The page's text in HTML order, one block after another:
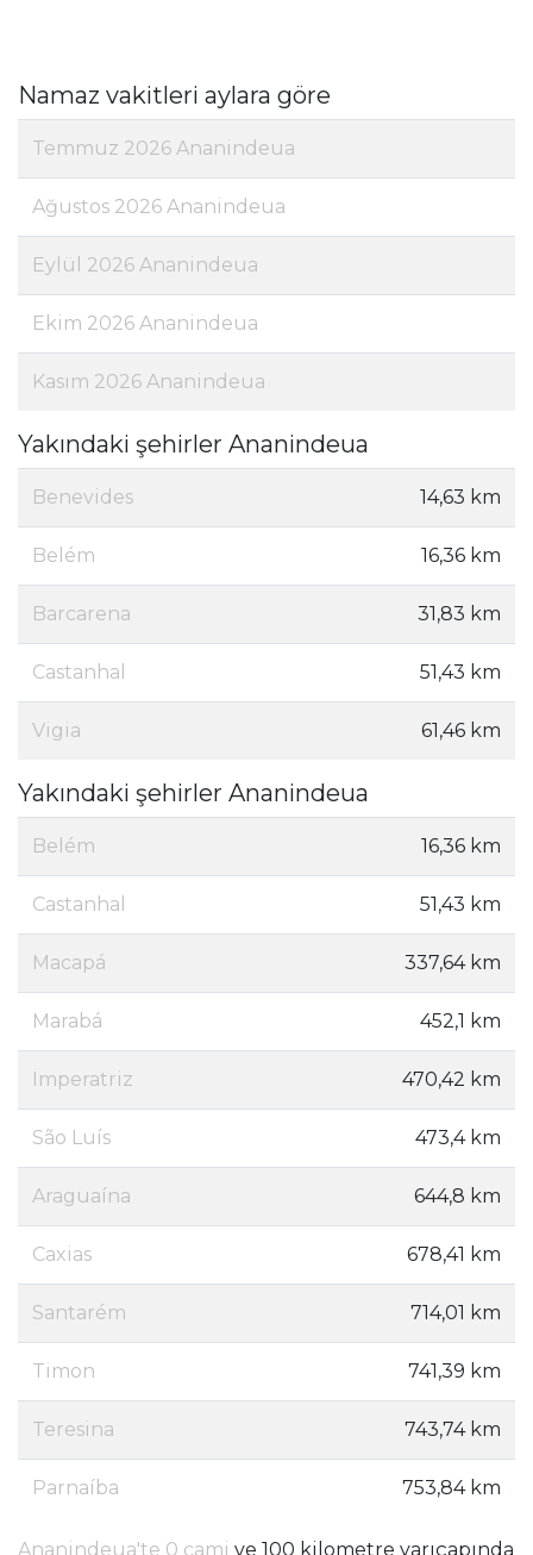
Namaz vakitleri aylara göre
Temmuz 2026 Ananindeua
Ağustos 2026 Ananindeua
Eylül 2026 Ananindeua
Ekim 2026 Ananindeua
Kasım 2026 Ananindeua
Yakındaki şehirler Ananindeua
Benevides 14,63 km
Belém 16,36 km
Barcarena 31,83 km
Castanhal 51,43 km
Vigia 61,46 km
Yakındaki şehirler Ananindeua
Belém 16,36 km
Castanhal 51,43 km
Macapá 337,64 km
Marabá 452,1 km
Imperatriz 470,42 km
São Luís 473,4 km
Araguaína 644,8 km
Caxias 678,41 km
Santarém 714,01 km
Timon 741,39 km
Teresina 743,74 km
Parnaíba 753,84 km
Ananindeua'te 0 cami ve 100 kilometre yarıçapında